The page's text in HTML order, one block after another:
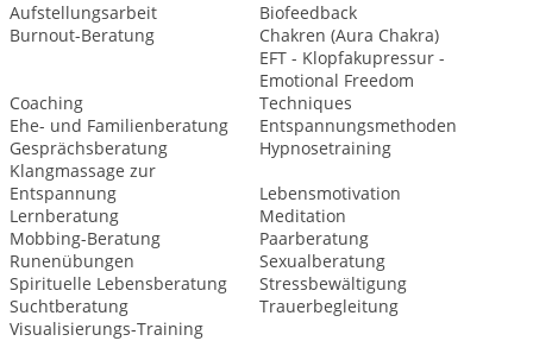
Aufstellungsarbeit
Biofeedback
Burnout-Beratung
Chakren (Aura Chakra)
Coaching
EFT - Klopfakupressur -
Emotional Freedom
Techniques
Ehe- und Familienberatung
Entspannungsmethoden
Gesprächsberatung
Hypnosetraining
Klangmassage zur
Entspannung
Lebensmotivation
Lernberatung
Meditation
Mobbing-Beratung
Paarberatung
Runenübungen
Sexualberatung
Spirituelle Lebensberatung
Stressbewältigung
Suchtberatung
Trauerbegleitung
Visualisierungs-Training